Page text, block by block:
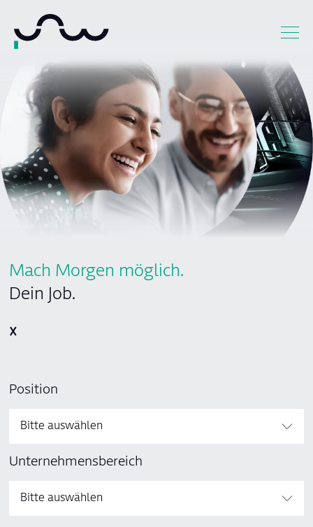
Mach Morgen möglich.
Dein Job.
𐌗
Position
Bitte auswählen
Unternehmensbereich
Bitte auswählen